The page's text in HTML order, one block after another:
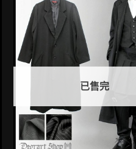
已售完